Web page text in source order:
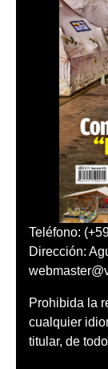
Teléfono:
Dirección:
Prohibida la
cualquier
titular, de